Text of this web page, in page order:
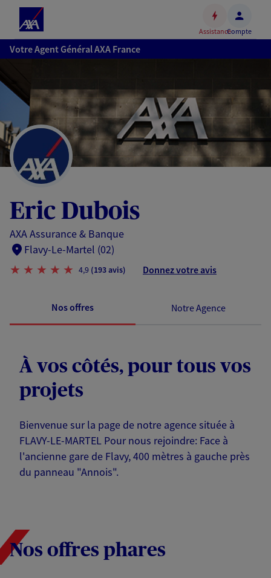
Accéder
au
Accéder
au
pied
de
page
AssistanceCompte
Votre Agent Général AXA France
Eric Dubois
AXA Assurance & Banque
Flavy-Le-Martel (02)
4,9 (193 avis) Donnez votre avis
Nos offres Notre Agence
À vos côtés, pour tous vos
projets
Bienvenue sur la page de notre agence située à
FLAVY-LE-MARTEL Pour nous rejoindre: Face à
l'ancienne gare de Flavy, 400 mètres à gauche près
du panneau "Annois".
Nos offres phares